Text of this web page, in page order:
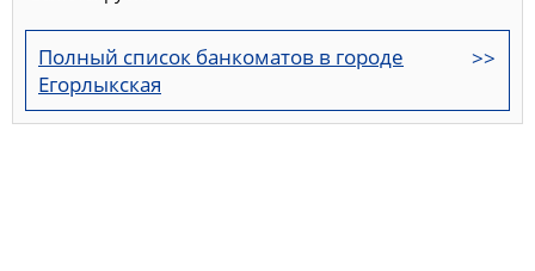
Полный список банкоматов в городе
Егорлыкская